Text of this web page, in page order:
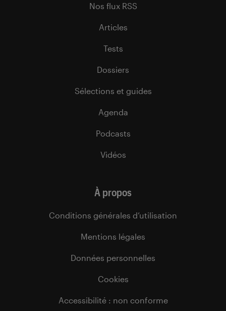
Nos flux RSS
Articles
Tests
Dossiers
Sélections et guides
Agenda
Podcasts
Vidéos
À propos
Conditions générales d’utilisation
Mentions légales
Données personnelles
Cookies
Accessibilité : non conforme